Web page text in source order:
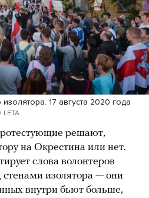
17 августа 2020 года
LETA
решают,
на Окрестина или нет.
слова волонтеров
изолятора — они
внутри бьют больше,